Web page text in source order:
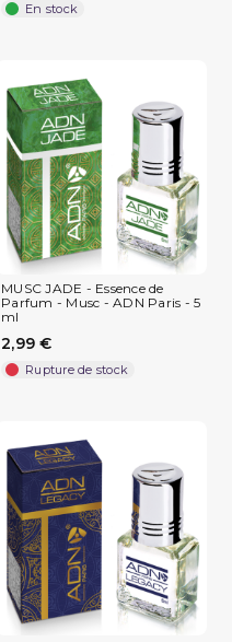
En stock
MUSC JADE - Essence de
Parfum - Musc - ADN Paris - 5
ml
2,99 €
Rupture de stock